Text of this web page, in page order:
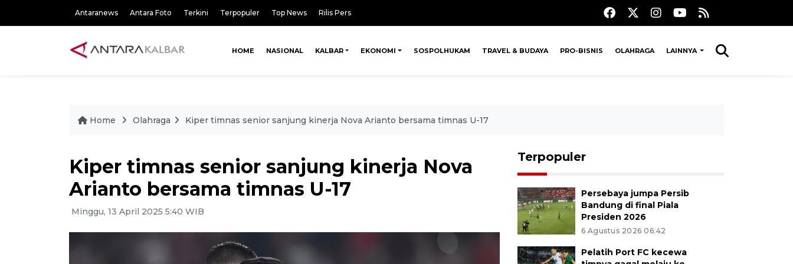
Antaranews Antara Foto Terkini Terpopuler Top News Rilis Pers
HOME NASIONAL KALBAR EKONOMI SOSPOLHUKAM TRAVEL & BUDAYA PRO-BISNIS OLAHRAGA LAINNYA
Home Olahraga Kiper timnas senior sanjung kinerja Nova Arianto bersama timnas U-17
Kiper timnas senior sanjung kinerja Nova
Arianto bersama timnas U-17
Minggu, 13 April 2025 5:40 WIB
Terpopuler
Persebaya jumpa Persib
Bandung di final Piala
Presiden 2026
6 Agustus 2026 06:42
Pelatih Port FC kecewa